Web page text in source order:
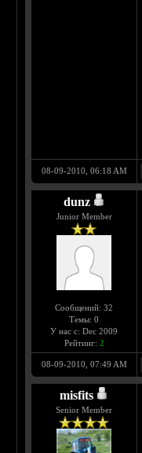
08-09-2010, 06:18 AM
dunz
Junior Member
Сообщений: 32
Темы: 0
У нас с: Dec 2009
Рейтинг: 2
08-09-2010, 07:49 AM
misfits
Senior Member